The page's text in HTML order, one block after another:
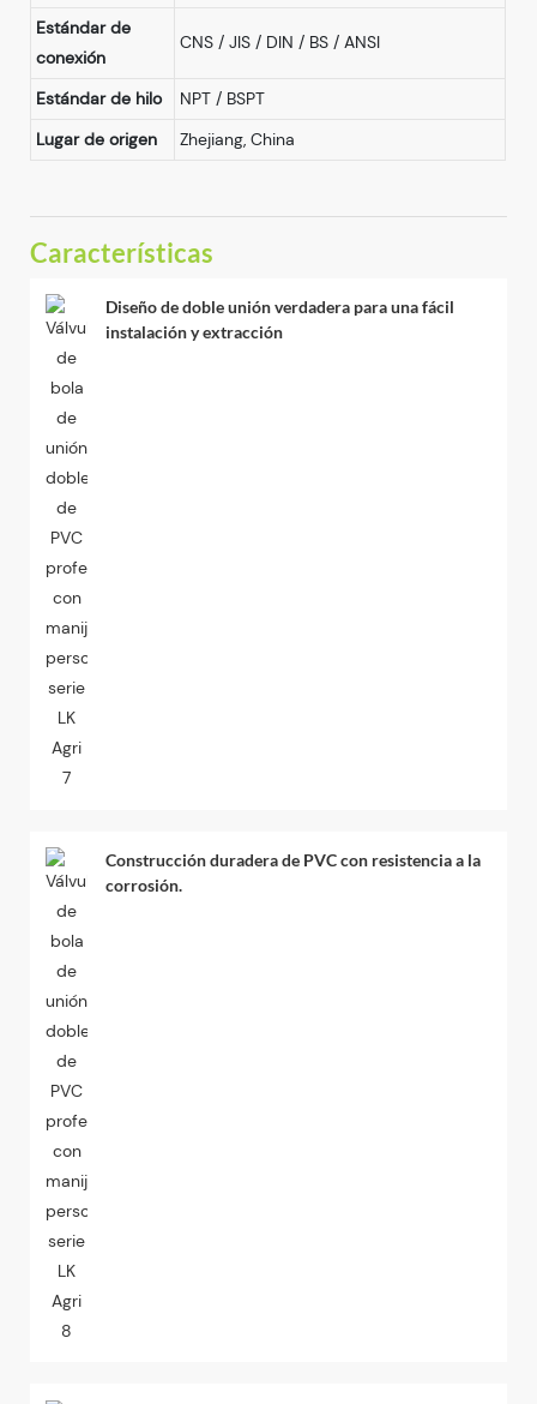
Estándar de
conexión
CNS / JIS / DIN / BS / ANSI
Estándar de hilo
NPT / BSPT
Lugar de origen
Zhejiang, China
Características
Diseño de doble unión verdadera para una fácil
instalación y extracción
Construcción duradera de PVC con resistencia a la
corrosión.